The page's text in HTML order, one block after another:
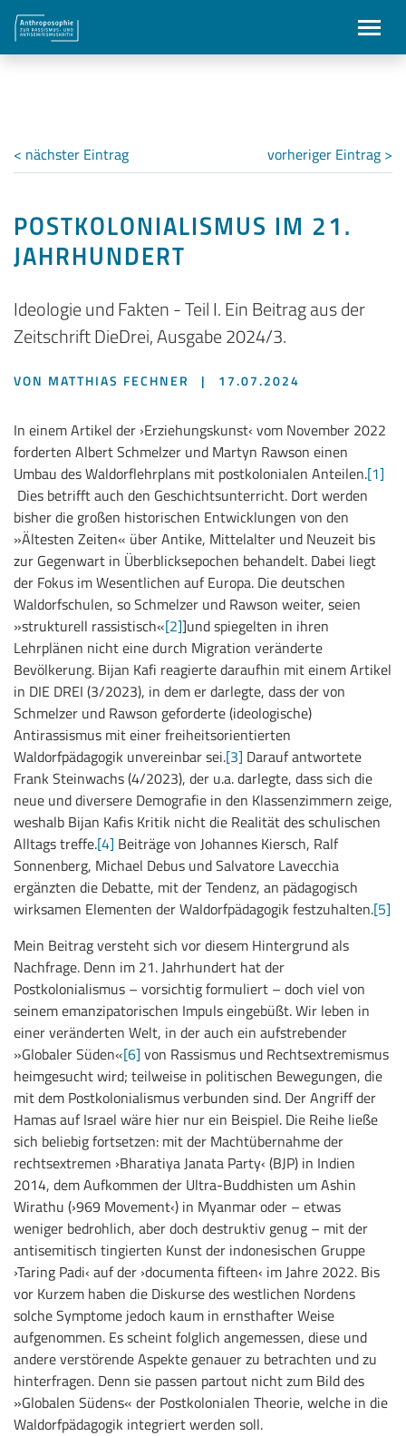
< nächster Eintrag vorheriger Eintrag >
POSTKOLONIALISMUS IM 21.
JAHRHUNDERT
Ideologie und Fakten - Teil I. Ein Beitrag aus der
Zeitschrift DieDrei, Ausgabe 2024/3.
VON MATTHIAS FECHNER | 17.07.2024
In einem Artikel der ›Erziehungskunst‹ vom November 2022
forderten Albert Schmelzer und Martyn Rawson einen
Umbau des Waldorflehrplans mit postkolonialen Anteilen.[1]
Dies betrifft auch den Geschichtsunterricht. Dort werden
bisher die großen historischen Entwicklungen von den
»Ältesten Zeiten« über Antike, Mittelalter und Neuzeit bis
zur Gegenwart in Überblicksepochen behandelt. Dabei liegt
der Fokus im Wesentlichen auf Europa. Die deutschen
Waldorfschulen, so Schmelzer und Rawson weiter, seien
»strukturell rassistisch«[2]]und spiegelten in ihren
Lehrplänen nicht eine durch Migration veränderte
Bevölkerung. Bijan Kafi reagierte daraufhin mit einem Artikel
in DIE DREI (3/2023), in dem er darlegte, dass der von
Schmelzer und Rawson geforderte (ideologische)
Antirassismus mit einer freiheitsorientierten
Waldorfpädagogik unvereinbar sei.[3] Darauf antwortete
Frank Steinwachs (4/2023), der u.a. darlegte, dass sich die
neue und diversere Demografie in den Klassenzimmern zeige,
weshalb Bijan Kafis Kritik nicht die Realität des schulischen
Alltags treffe.[4] Beiträge von Johannes Kiersch, Ralf
Sonnenberg, Michael Debus und Salvatore Lavecchia
ergänzten die Debatte, mit der Tendenz, an pädagogisch
wirksamen Elementen der Waldorfpädagogik festzuhalten.[5]
Mein Beitrag versteht sich vor diesem Hintergrund als
Nachfrage. Denn im 21. Jahrhundert hat der
Postkolonialismus – vorsichtig formuliert – doch viel von
seinem emanzipatorischen Impuls eingebüßt. Wir leben in
einer veränderten Welt, in der auch ein aufstrebender
»Globaler Süden«[6] von Rassismus und Rechtsextremismus
heimgesucht wird; teilweise in politischen Bewegungen, die
mit dem Postkolonialismus verbunden sind. Der Angriff der
Hamas auf Israel wäre hier nur ein Beispiel. Die Reihe ließe
sich beliebig fortsetzen: mit der Machtübernahme der
rechtsextremen ›Bharatiya Janata Party‹ (BJP) in Indien
2014, dem Aufkommen der Ultra-Buddhisten um Ashin
Wirathu (›969 Movement‹) in Myanmar oder – etwas
weniger bedrohlich, aber doch destruktiv genug – mit der
antisemitisch tingierten Kunst der indonesischen Gruppe
›Taring Padi‹ auf der ›documenta fifteen‹ im Jahre 2022. Bis
vor Kurzem haben die Diskurse des westlichen Nordens
solche Symptome jedoch kaum in ernsthafter Weise
aufgenommen. Es scheint folglich angemessen, diese und
andere verstörende Aspekte genauer zu betrachten und zu
hinterfragen. Denn sie passen partout nicht zum Bild des
»Globalen Südens« der Postkolonialen Theorie, welche in die
Waldorfpädagogik integriert werden soll.